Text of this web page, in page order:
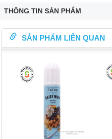
THÔNG TIN SẢN PHẨM
SẢN PHẨM LIÊN QUAN